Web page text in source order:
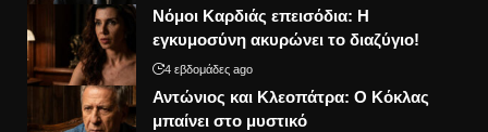
Νόμοι Καρδιάς επεισόδια: Η
εγκυμοσύνη ακυρώνει το διαζύγιο!
4 εβδομάδες ago
Αντώνιος και Κλεοπάτρα: Ο Κόκλας
μπαίνει στο μυστικό